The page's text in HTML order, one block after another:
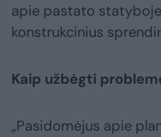
apie pastato
konstrukcinius
Kaip užbėgti
„Pasidomėjus apie